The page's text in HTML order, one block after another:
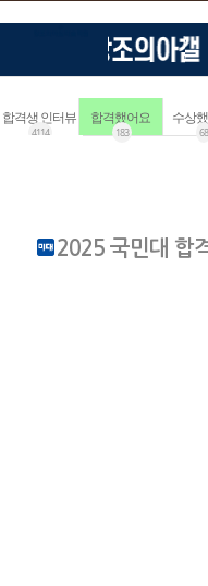
합격생 인터뷰
4114
합격했어요
183
수상
68
2025 국민대 합